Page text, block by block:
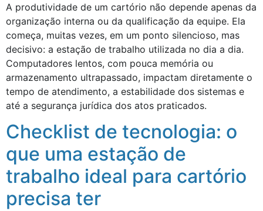
A produtividade de um cartório não depende apenas da
organização interna ou da qualificação da equipe. Ela
começa, muitas vezes, em um ponto silencioso, mas
decisivo: a estação de trabalho utilizada no dia a dia.
Computadores lentos, com pouca memória ou
armazenamento ultrapassado, impactam diretamente o
tempo de atendimento, a estabilidade dos sistemas e
até a segurança jurídica dos atos praticados.
Checklist de tecnologia: o
que uma estação de
trabalho ideal para cartório
precisa ter